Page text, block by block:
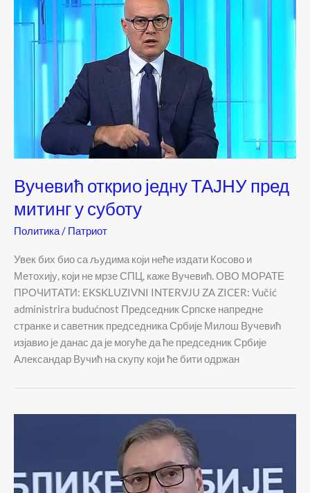
Вучевић открио једну ТАЈНУ пред
митинг у суботу
Политика/ Патриот
Увек бих био са људима који неће издати Косово и
Метохију, који не мрзе СПЦ, каже Вучевић. ОВО МОРАТЕ
ПРОЧИТАТИ: EKSKLUZIVNI INTERVJU ZA ZICER: Vučić
administrira budućnost Председник Српске напредне
странке и саветник председника Србије Милош Вучевић
изјавио је данас да је могуће да ће председник Србије
Александар Вучић на скупу који ће бити одржан